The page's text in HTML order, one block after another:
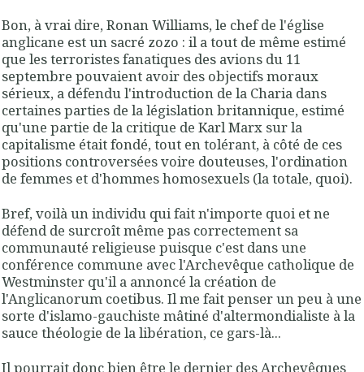
Bon, à vrai dire, Ronan Williams, le chef de l'église
anglicane est un sacré zozo : il a tout de même estimé
que les terroristes fanatiques des avions du 11
septembre pouvaient avoir des objectifs moraux
sérieux, a défendu l'introduction de la Charia dans
certaines parties de la législation britannique, estimé
qu'une partie de la critique de Karl Marx sur la
capitalisme était fondé, tout en tolérant, à côté de ces
positions controversées voire douteuses, l'ordination
de femmes et d'hommes homosexuels (la totale, quoi).
Bref, voilà un individu qui fait n'importe quoi et ne
défend de surcroît même pas correctement sa
communauté religieuse puisque c'est dans une
conférence commune avec l'Archevêque catholique de
Westminster qu'il a annoncé la création de
l'Anglicanorum coetibus. Il me fait penser un peu à une
sorte d'islamo-gauchiste mâtiné d'altermondialiste à la
sauce théologie de la libération, ce gars-là...
Il pourrait donc bien être le dernier des Archevêques